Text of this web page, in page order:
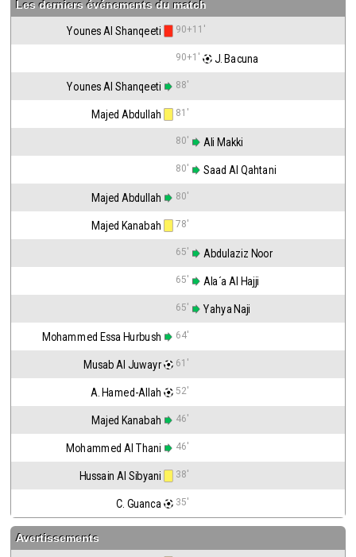
Les derniers événements du match
Younes Al Shanqeeti 90+11'
90+1' J. Bacuna
Younes Al Shanqeeti 88'
Majed Abdullah 81'
80' Ali Makki
80' Saad Al Qahtani
Majed Abdullah 80'
Majed Kanabah 78'
65' Abdulaziz Noor
65' Ala´a Al Hajji
65' Yahya Naji
Mohammed Essa Hurbush 64'
Musab Al Juwayr 61'
A. Hamed-Allah 52'
Majed Kanabah 46'
Mohammed Al Thani 46'
Hussain Al Sibyani 38'
C. Guanca 35'
Avertissements